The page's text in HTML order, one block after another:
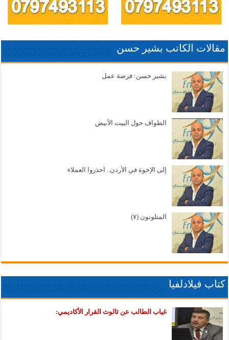
مقالات الكاتب بشير حسن
بشير حسن: فرصة عمل
الطواف حول البيت الأبيض
إلى الإخوة في الأردن.. احذروا العملاء
المتلونون (٧)
كتاب فيلادلفيا
غياب الطالب عن ثالوث القرار الأكاديمي: